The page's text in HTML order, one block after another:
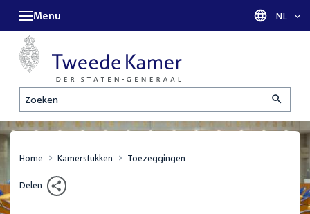
Zoeken
Menu Taal
NL
Home Kamerstukken Toezeggingen
Delen